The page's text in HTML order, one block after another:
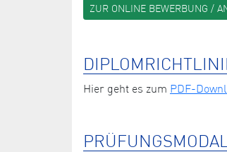
ZUR ONLINE BEWERBUNG /
Hier geht es zum PDF-